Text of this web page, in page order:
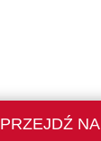
PRZEJDŹ NA